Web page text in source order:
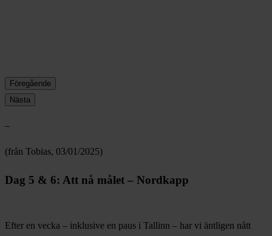
Föregående
Nästa
–
(från Tobias, 03/01/2025)
Dag 5 & 6: Att nå målet – Nordkapp
Efter en vecka – inklusive en paus i Tallinn – har vi äntligen nått